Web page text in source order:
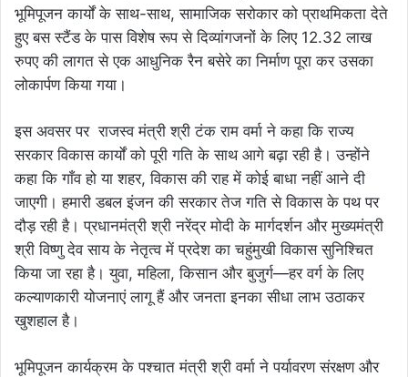
भूमिपूजन कार्यों के साथ-साथ, सामाजिक सरोकार को प्राथमिकता देते
हुए बस स्टैंड के पास विशेष रूप से दिव्यांगजनों के लिए 12.32 लाख
रुपए की लागत से एक आधुनिक रैन बसेरे का निर्माण पूरा कर उसका
लोकार्पण किया गया।
इस अवसर पर राजस्व मंत्री श्री टंक राम वर्मा ने कहा कि राज्य
सरकार विकास कार्यों को पूरी गति के साथ आगे बढ़ा रही है। उन्होंने
कहा कि गाँव हो या शहर, विकास की राह में कोई बाधा नहीं आने दी
जाएगी। हमारी डबल इंजन की सरकार तेज गति से विकास के पथ पर
दौड़ रही है। प्रधानमंत्री श्री नरेंद्र मोदी के मार्गदर्शन और मुख्यमंत्री
श्री विष्णु देव साय के नेतृत्व में प्रदेश का चहुंमुखी विकास सुनिश्चित
किया जा रहा है। युवा, महिला, किसान और बुजुर्ग—हर वर्ग के लिए
कल्याणकारी योजनाएं लागू हैं और जनता इनका सीधा लाभ उठाकर
खुशहाल है।
भूमिपूजन कार्यक्रम के पश्चात मंत्री श्री वर्मा ने पर्यावरण संरक्षण और